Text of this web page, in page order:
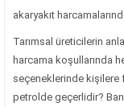
akaryakıt
Tarımsal üreticilerin
harcama koşullarında
seçeneklerinde kişilere
petrolde geçerlidir?